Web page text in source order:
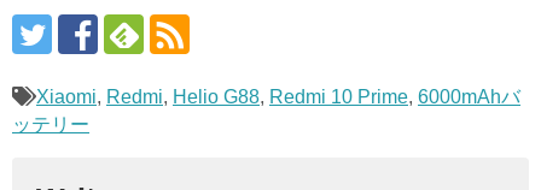
Xiaomi, Redmi, Helio G88, Redmi 10 Prime, 6000mAhバ
ッテリー